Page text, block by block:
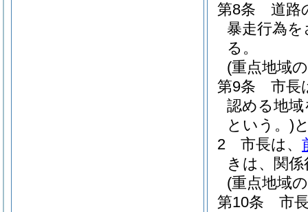
第8条
道路
暴走行為
る。
(重点地域
第9条
市長
認める地域
という。)
2
市長は、
きは、関
(重点地域
第10条
市